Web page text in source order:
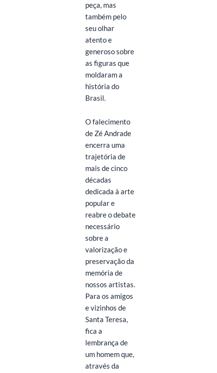
peça, mas
também pelo
seu olhar
atento e
generoso sobre
as figuras que
moldaram a
história do
Brasil.
O falecimento
de Zé Andrade
encerra uma
trajetória de
mais de cinco
décadas
dedicada à arte
popular e
reabre o debate
necessário
sobre a
valorização e
preservação da
memória de
nossos artistas.
Para os amigos
e vizinhos de
Santa Teresa,
fica a
lembrança de
um homem que,
através da